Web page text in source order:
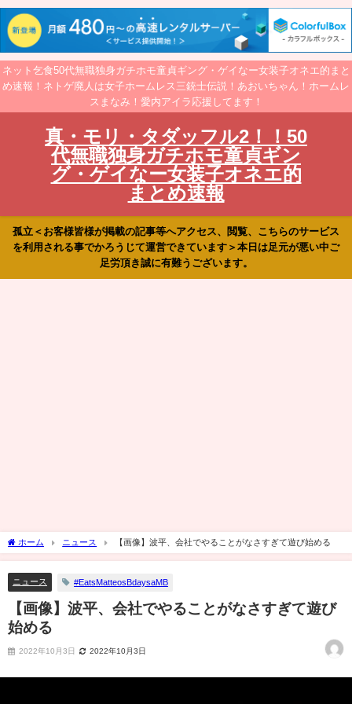
ネット乞食50代無職独身ガチホモ童貞ギング・ゲイなー女装子オネエ的まと
め速報！ネトゲ廃人は女子ホームレス三銃士伝説！あおいちゃん！ホームレ
スまなみ！愛内アイラ応援してます！
真・モリ・タダッフル2！！50
代無職独身ガチホモ童貞ギン
グ・ゲイなー女装子オネエ的
まとめ速報
孤立＜お客様皆様が掲載の記事等へアクセス、閲覧、こちらのサービス
を利用される事でかろうじて運営できています＞本日は足元が悪い中ご
足労頂き誠に有難うございます。
ホーム ニュース 【画像】波平、会社でやることがなさすぎて遊び始める
ニュース #EatsMatteosBdaysaMB
【画像】波平、会社でやることがなさすぎて遊び
始める
2022年10月3日 2022年10月3日